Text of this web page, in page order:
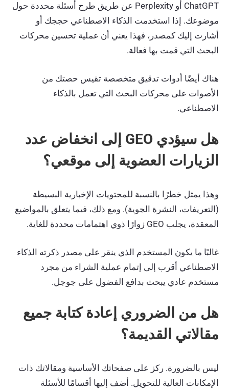
ChatGPT أو Perplexity عن طريق طرح أسئلة محددة حول
موضوعك. إذا استخدمت الذكاء الاصطناعي حججك أو
أشارت إليك كمصدر، فهذا يعني أن عملية تحسين محركات
البحث التي قمت بها فعالة.
هناك أيضًا أدوات تدقيق متخصصة تقيس حصتك من
الأصوات على محركات البحث التي تعمل بالذكاء
الاصطناعي.
هل سيؤدي GEO إلى انخفاض عدد
الزيارات العضوية إلى موقعي؟
وهذا يمثل خطرًا بالنسبة للمحتويات الإخبارية البسيطة
(التعريفات، النشرة الجوية). ومع ذلك، فيما يتعلق بالمواضيع
المعقدة، يجلب GEO زوارًا ذوي اهتمامات محددة للغاية.
غالبًا ما يكون المستخدم الذي ينقر على مصدر ذكرته الذكاء
الاصطناعي أقرب إلى إتمام عملية الشراء من مجرد
مستخدم عادي يبحث بدافع الفضول على جوجل.
هل من الضروري إعادة كتابة جميع
مقالاتي القديمة؟
ليس بالضرورة. ركز على صفحاتك الأساسية ومقالاتك ذات
الإمكانات العالية للتحويل. أضف إليها أقسامًا للأسئلة